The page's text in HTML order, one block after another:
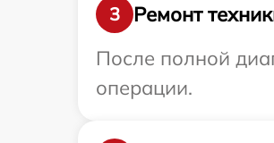
3
Ремонт
После полной
операции.